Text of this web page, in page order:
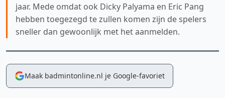
jaar. Mede omdat ook Dicky Palyama en Eric Pang
hebben toegezegd te zullen komen zijn de spelers
sneller dan gewoonlijk met het aanmelden.
Maak badmintonline.nl je Google-favoriet